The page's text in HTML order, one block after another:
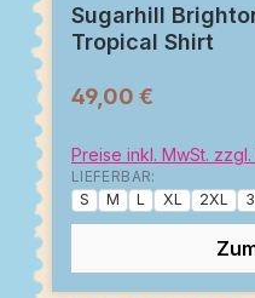
Sugarhill
Tropical Shirt
49,00 €
Preise inkl. MwSt.
LIEFERBAR:
S
M L XL 2XL